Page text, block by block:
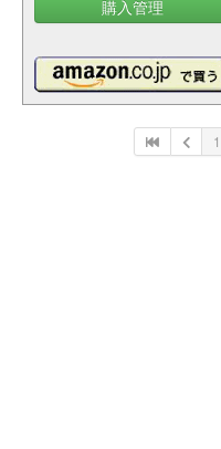
購入管理
1